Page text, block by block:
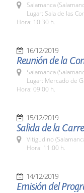
Salamanca
Lugar: Sala de las
Hora: 10:30 h.
16/12/2019
Reunión de la
Salamanca
Lugar: Mercado de
Hora: 09:00 h.
15/12/2019
Salida de la
Vitigudino
Hora: 11:00 h.
14/12/2019
Emisión del